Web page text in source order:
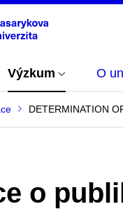
Výzkum O
DETERMINATION
o